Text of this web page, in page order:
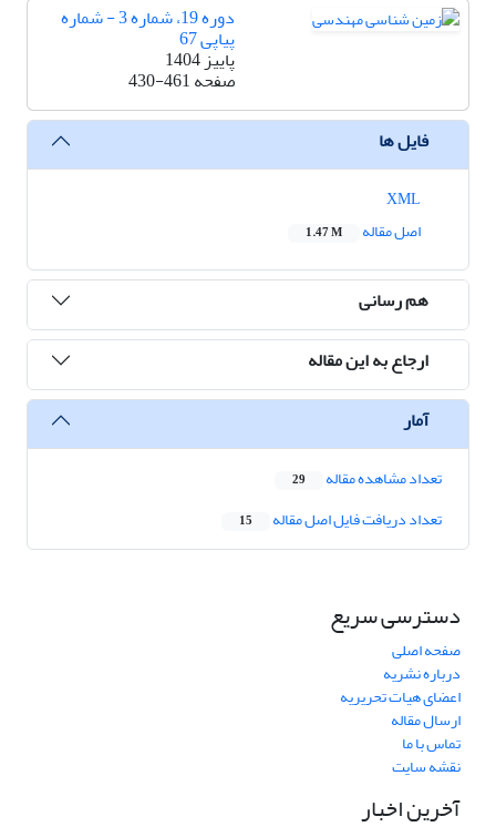
دوره 19، شماره 3 - شماره
پیاپی 67
پاییز 1404
صفحه430-461
فایل ها
اصل مقاله
1.47 M
هم رسانی
ارجاع به این مقاله
آمار
تعداد مشاهده مقاله 29
تعداد دریافت فایل اصل مقاله 15
دسترسی سریع
صفحه اصلی
درباره نشریه
اعضای هیات تحریریه
ارسال مقاله
تماس با ما
نقشه سایت
آخرین اخبار